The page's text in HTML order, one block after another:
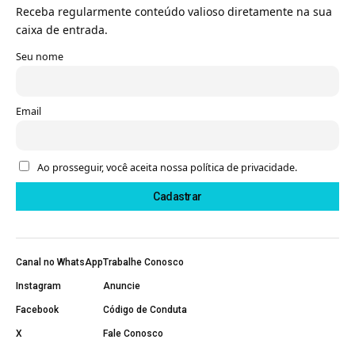
Receba regularmente conteúdo valioso diretamente na sua
caixa de entrada.
Seu nome
Email
Ao prosseguir, você aceita nossa política de privacidade.
Canal no WhatsApp
Instagram
Facebook
X
Trabalhe Conosco
Anuncie
Código de Conduta
Fale Conosco